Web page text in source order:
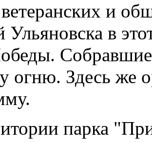
и
Ульяновска в
огню. Здесь же
парка